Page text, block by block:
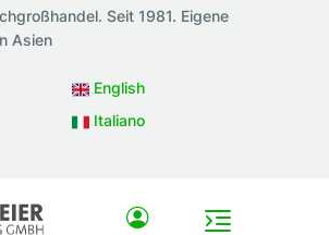
Seit 1981. Eigene
Asien
English
Italiano